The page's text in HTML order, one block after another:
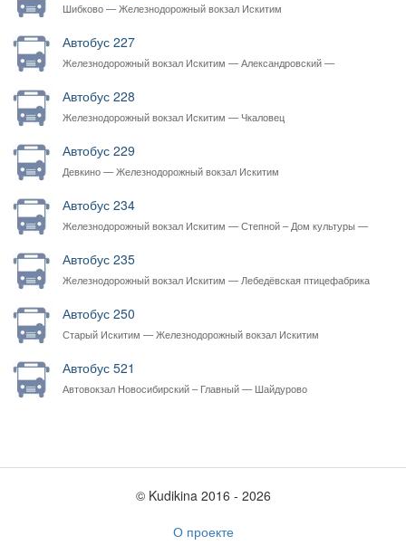
Шибково — Железнодорожный вокзал Искитим
Автобус 227
Железнодорожный вокзал Искитим — Александровский —
Автобус 228
Железнодорожный вокзал Искитим — Чкаловец
Автобус 229
Девкино — Железнодорожный вокзал Искитим
Автобус 234
Железнодорожный вокзал Искитим — Степной – Дом культуры —
Автобус 235
Железнодорожный вокзал Искитим — Лебедёвская птицефабрика
Автобус 250
Старый Искитим — Железнодорожный вокзал Искитим
Автобус 521
Автовокзал Новосибирский – Главный — Шайдурово
© Kudikina 2016 ‐ 2026
О проекте